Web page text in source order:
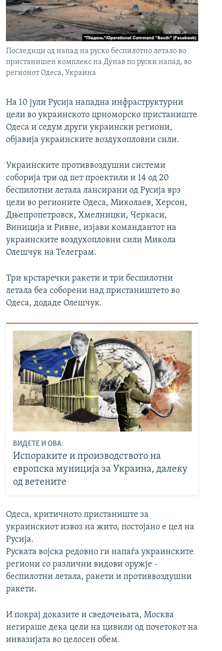
РСЕ веб страници
Последици од напад на руско беспилотно летало во
пристанишен комплекс на Дунав по руски напад, во
регионот Одеса, Украина
На 10 јули Русија нападна инфраструктурни
цели во украинското црноморско пристаниште
Одеса и седум други украински региони,
објавија украинските воздухопловни сили.
Украинските противвоздушни системи
соборија три од пет проектили и 14 од 20
беспилотни летала лансирани од Русија врз
цели во регионите Одеса, Миколаев, Херсон,
Дњепропетровск, Хмелницки, Черкаси,
Виниција и Ривне, изјави командантот на
украинските воздухопловни сили Микола
Олешчук на Телеграм.
Три крстаречки ракети и три беспилотни
летала беа соборени над пристаништето во
Одеса, додаде Олешчук.
ВИДЕТЕ И ОВА:
Испораките и производството на
европска муниција за Украина, далеку
од ветените
Одеса, критичното пристаниште за
украинскиот извоз на жито, постојано е цел на
Русија.
Руската војска редовно ги напаѓа украинските
региони со различни видови оружје -
беспилотни летала, ракети и противвоздушни
ракети.
И покрај доказите и сведочењата, Москва
негираше дека цели на цивили од почетокот на
инвазијата во целосен обем.